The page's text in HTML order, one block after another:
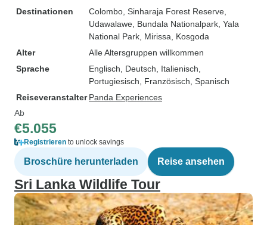
Destinationen
Colombo , Sinharaja Forest Reserve
Udawalawe , Bundala Nationalpark , Yala
National Park , Mirissa , Kosgoda
Alter
Alle Altersgruppen willkommen
Sprache
Englisch, Deutsch, Italienisch,
Portugiesisch, Französisch, Spanisch
Reiseveranstalter Panda Experiences
Ab
€5.055
Registrieren to unlock savings
Broschüre herunterladen Reise ansehen
Sri Lanka Wildlife Tour